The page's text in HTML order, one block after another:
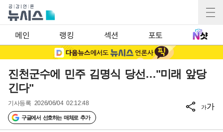
메인 랭킹 섹션 포토
진천군수에 민주 김명식 당선…"미래 앞당
긴다"
기사등록 2026/06/04 02:12:48
구글에서 선호하는 매체로 추가
가가